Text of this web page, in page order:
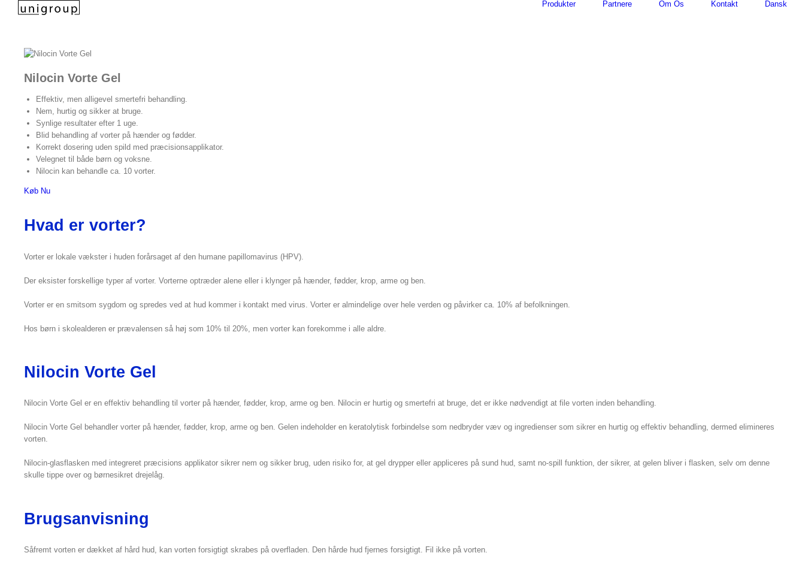
Produkter Partnere Om Os Kontakt Dansk
Nilocin Vorte Gel
Effektiv, men alligevel smertefri behandling.
Nem, hurtig og sikker at bruge.
Synlige resultater efter 1 uge.
Blid behandling af vorter på hænder og fødder.
Korrekt dosering uden spild med præcisionsapplikator.
Velegnet til både børn og voksne.
Nilocin kan behandle ca. 10 vorter.
Køb Nu
Hvad er vorter?
Vorter er lokale vækster i huden forårsaget af den humane papillomavirus (HPV).
Der eksister forskellige typer af vorter. Vorterne optræder alene eller i klynger på hænder, fødder, krop, arme og ben.
Vorter er en smitsom sygdom og spredes ved at hud kommer i kontakt med virus. Vorter er almindelige over hele verden og påvirker ca. 10% af befolkningen.
Hos børn i skolealderen er prævalensen så høj som 10% til 20%, men vorter kan forekomme i alle aldre.
Nilocin Vorte Gel
Nilocin Vorte Gel er en effektiv behandling til vorter på hænder, fødder, krop, arme og ben. Nilocin er hurtig og smertefri at bruge, det er ikke nødvendigt at file vorten inden behandling.
Nilocin Vorte Gel behandler vorter på hænder, fødder, krop, arme og ben. Gelen indeholder en keratolytisk forbindelse som nedbryder væv og ingredienser som sikrer en hurtig og effektiv behandling, dermed elimineres
vorten.
Nilocin-glasflasken med integreret præcisions applikator sikrer nem og sikker brug, uden risiko for, at gel drypper eller appliceres på sund hud, samt no-spill funktion, der sikrer, at gelen bliver i flasken, selv om denne
skulle tippe over og børnesikret drejelåg.
Brugsanvisning
Såfremt vorten er dækket af hård hud, kan vorten forsigtigt skrabes på overfladen. Den hårde hud fjernes forsigtigt. Fil ikke på vorten.